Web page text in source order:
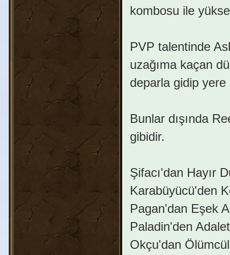
kombosu ile
PVP talentinde
uzağıma kaçan
deparla gidip yere
Bunlar dışında
gibidir.
Şifacı'dan Hayır
Karabüyücü'den
Pagan'dan Eşek
Paladin'den
Okçu'dan